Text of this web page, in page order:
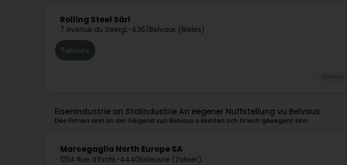
Rolling Steel Sàrl
7 Avenue du SwingL-4367Belvaux (Bieles)
Route
Eisenindustrie an Stolindustrie An eegener Nuffstellung vu Belvaux
Dës Firmen sinn an der Géigend vun Belvaux a kéinten och fir Iech gëeegent sinn.
Marcegaglia North Europe SA
125A Rue d'EschL-4440Soleuvre (Zolwer)